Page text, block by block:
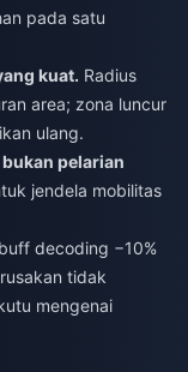
pada satu
kuat. Radius
area; zona luncur
ulang.
pelarian
jendela mobilitas
decoding −10%
tidak
mengenai